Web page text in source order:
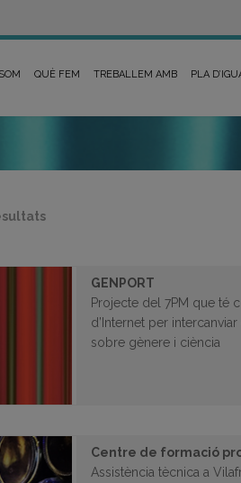
QUÈ FEM TREBALLEM AMB PLA
Ordenat
GENPORT
Projecte del 7PM que té
d’Internet per
sobre gènere i ciència
Centre de formació
Assistència tècnica a